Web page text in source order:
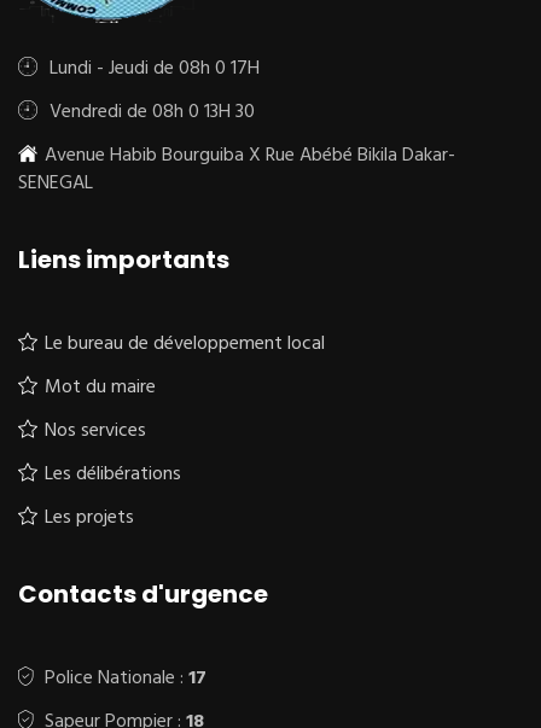
Lundi - Jeudi de 08h 0 17H
Vendredi de 08h 0 13H 30
Avenue Habib Bourguiba X Rue Abébé Bikila Dakar-
SENEGAL
Liens importants
Le bureau de développement local
Mot du maire
Nos services
Les délibérations
Les projets
Contacts d'urgence
Police Nationale :17
Sapeur Pompier :18